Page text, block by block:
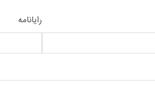
رایانامه